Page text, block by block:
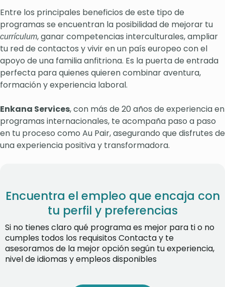
Entre los principales beneficios de este tipo de
programas se encuentran la posibilidad de mejorar tu
currículum, ganar competencias interculturales, ampliar
tu red de contactos y vivir en un país europeo con el
apoyo de una familia anfitriona. Es la puerta de entrada
perfecta para quienes quieren combinar aventura,
formación y experiencia laboral.
Enkana Services, con más de 20 años de experiencia en
programas internacionales, te acompaña paso a paso
en tu proceso como Au Pair, asegurando que disfrutes de
una experiencia positiva y transformadora.
Encuentra el empleo que encaja con
tu perfil y preferencias
Si no tienes claro qué programa es mejor para ti o no
cumples todos los requisitos Contacta y te
asesoramos de la mejor opción según tu experiencia,
nivel de idiomas y empleos disponibles